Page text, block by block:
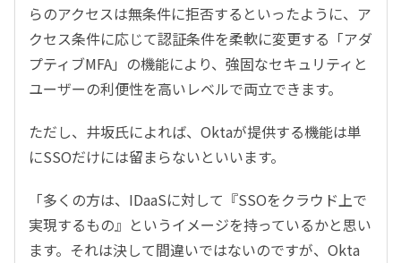
らのアクセスは無条件に拒否するといったように、ア
クセス条件に応じて認証条件を柔軟に変更する「アダ
プティブMFA」の機能により、強固なセキュリティと
ユーザーの利便性を高いレベルで両立できます。
ただし、井坂氏によれば、Oktaが提供する機能は単
にSSOだけには留まらないといいます。
「多くの方は、IDaaSに対して『SSOをクラウド上で
実現するもの』というイメージを持っているかと思い
ます。それは決して間違いではないのですが、Okta